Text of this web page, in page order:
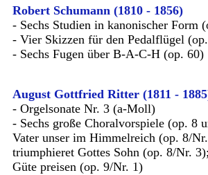
Robert Schumann (1810 - 1856)
- Sechs Studien in kanonischer Form
- Vier Skizzen für den Pedalflügel
- Sechs Fugen über B-A-C-H (op. 60)
August Gottfried Ritter (1811 -
- Orgelsonate Nr. 3 (a-Moll)
- Sechs große Choralvorspiele (op. 8
Vater unser im Himmelreich (op. 8/
triumphieret Gottes Sohn (op. 8/Nr.
Güte preisen (op. 9/Nr. 1)